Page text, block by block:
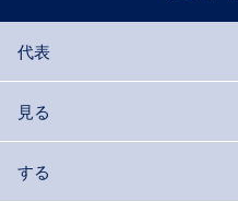
代表
見る
する